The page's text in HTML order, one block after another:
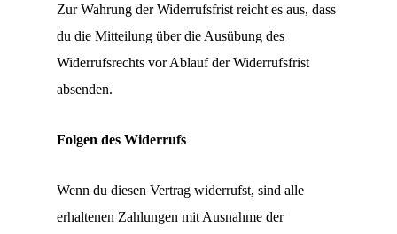
Zur Wahrung der Widerrufsfrist reicht es aus, dass
du die Mitteilung über die Ausübung des
Widerrufsrechts vor Ablauf der Widerrufsfrist
absenden.
Folgen des Widerrufs
Wenn du diesen Vertrag widerrufst, sind alle
erhaltenen Zahlungen mit Ausnahme der